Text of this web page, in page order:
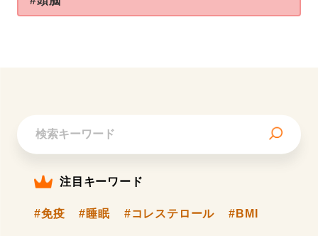
注目キーワード
#免疫 #睡眠 #コレステロール #BMI